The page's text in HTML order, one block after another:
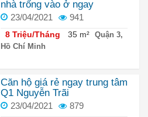
nhà trống vào ở ngay
23/04/2021 941
8 Triệu/Tháng 35 m²
Quận 3,
Hồ Chí Minh
Căn hộ giá rẻ ngay trung tâm
Q1 Nguyễn Trãi
23/04/2021 879